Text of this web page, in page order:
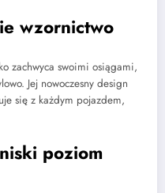
wzornictwo
zachwyca swoimi osiągami,
Jej nowoczesny design
się z każdym pojazdem,
poziom